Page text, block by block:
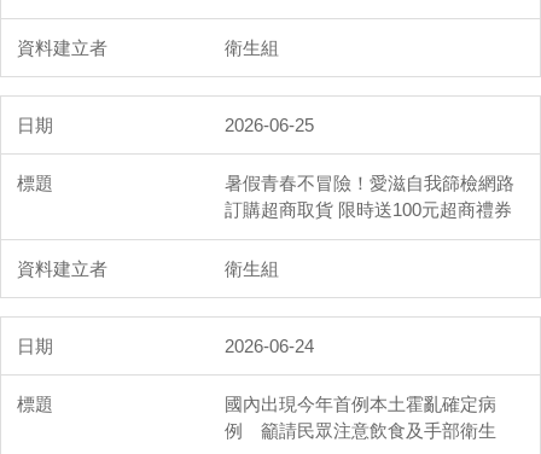
衛生組
2026-06-25
暑假青春不冒險！愛滋自我篩檢網路
訂購超商取貨 限時送100元超商禮券
衛生組
2026-06-24
國內出現今年首例本土霍亂確定病
例 籲請民眾注意飲食及手部衛生